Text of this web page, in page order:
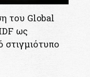
του Global
ως
στιγμιότυπο